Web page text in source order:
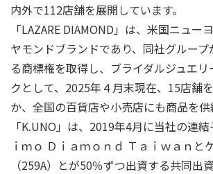
内外で112店舗を展開しています。
「LAZARE DIAMOND」は、米国ニュー
ヤモンドブランドであり、同社グルー
る商標権を取得し、ブライダルジュエ
クとして、2025年４月末現在、15店舗
か、全国の百貨店や小売店にも商品を供
「K.UNO」は、2019年4月に当社の連
ｉｍｏ Ｄｉａｍｏｎｄ Ｔａｉｗａｎと
（259A）とが50％ずつ出資する共同出